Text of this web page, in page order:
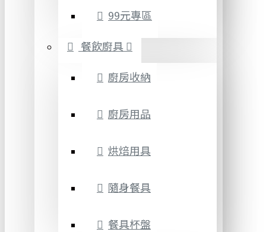
99元專區
餐飲廚具
廚房收納
廚房用品
烘焙用具
隨身餐具
餐具杯盤